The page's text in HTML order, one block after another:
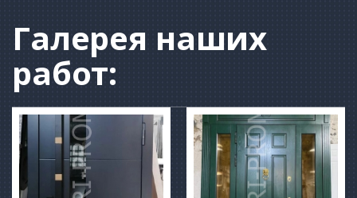
Галерея наших
работ: